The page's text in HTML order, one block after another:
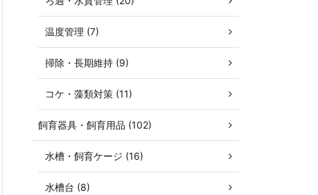
温度管理 (7)
掃除・長期維持 (9)
コケ・藻類対策 (11)
飼育器具・飼育用品 (102)
水槽・飼育ケージ (16)
水槽台 (8)